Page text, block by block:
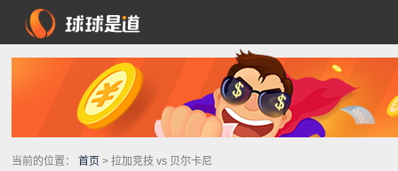
当前的位置： 首页 > 拉加竞技 vs 贝尔卡尼